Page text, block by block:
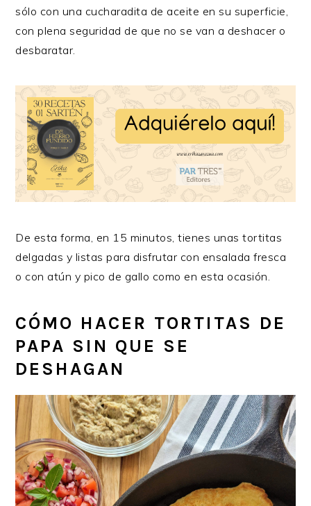
sólo con una cucharadita de aceite en su superficie,
con plena seguridad de que no se van a deshacer o
desbaratar.
De esta forma, en 15 minutos, tienes unas tortitas
delgadas y listas para disfrutar con ensalada fresca
o con atún y pico de gallo como en esta ocasión.
CÓMO HACER TORTITAS DE
PAPA SIN QUE SE
DESHAGAN